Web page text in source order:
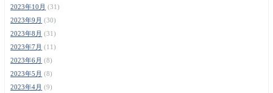
2023年10月 (31)
2023年9月 (30)
2023年8月 (31)
2023年7月 (11)
2023年6月 (8)
2023年5月 (8)
2023年4月 (9)